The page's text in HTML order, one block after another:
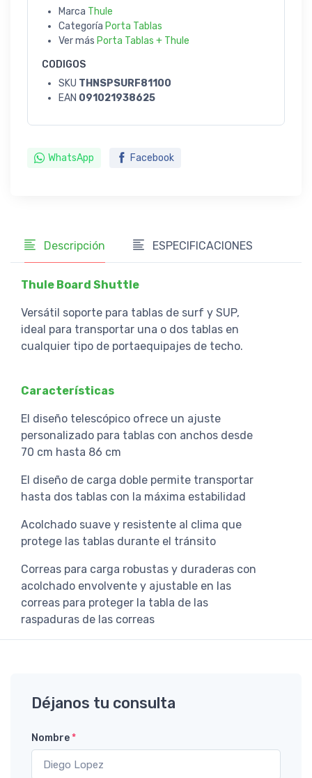
Marca Thule
Categoría Porta Tablas
Ver más Porta Tablas + Thule
CODIGOS
SKU THNSPSURF81100
EAN 091021938625
WhatsApp Facebook
Descripción ESPECIFICACIONES
Thule Board Shuttle
Versátil soporte para tablas de surf y SUP,
ideal para transportar una o dos tablas en
cualquier tipo de portaequipajes de techo.
Características
El diseño telescópico ofrece un ajuste
personalizado para tablas con anchos desde
70 cm hasta 86 cm
El diseño de carga doble permite transportar
hasta dos tablas con la máxima estabilidad
Acolchado suave y resistente al clima que
protege las tablas durante el tránsito
Correas para carga robustas y duraderas con
acolchado envolvente y ajustable en las
correas para proteger la tabla de las
raspaduras de las correas
Déjanos tu consulta
Nombre*